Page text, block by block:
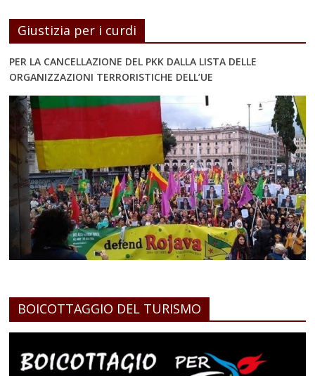
Giustizia per i curdi
PER LA CANCELLAZIONE DEL PKK DALLA LISTA DELLE
ORGANIZZAZIONI TERRORISTICHE DELL’UE
BOICOTTAGGIO DEL TURISMO